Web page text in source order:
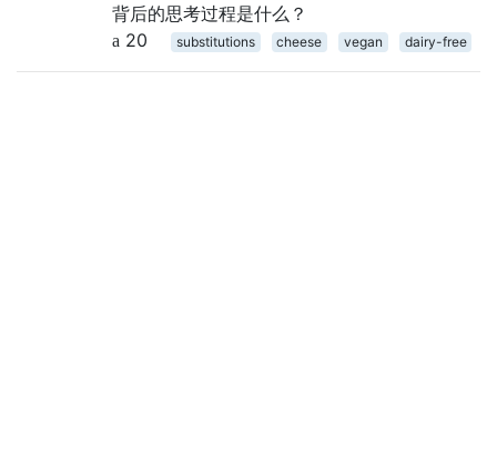
背后的思考过程是什么？
20
substitutions cheese vegan dairy-free